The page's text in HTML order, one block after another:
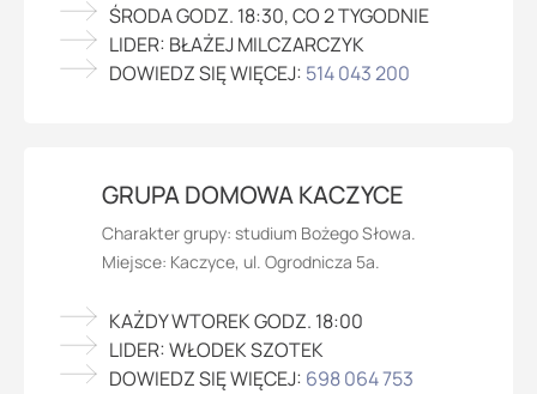
ŚRODA GODZ. 18:30, CO 2 TYGODNIE
LIDER: BŁAŻEJ MILCZARCZYK
DOWIEDZ SIĘ WIĘCEJ: 514 043 200
GRUPA DOMOWA KACZYCE
Charakter grupy: studium Bożego Słowa.
Miejsce: Kaczyce, ul. Ogrodnicza 5a.
KAŻDY WTOREK GODZ. 18:00
LIDER: WŁODEK SZOTEK
DOWIEDZ SIĘ WIĘCEJ: 698 064 753